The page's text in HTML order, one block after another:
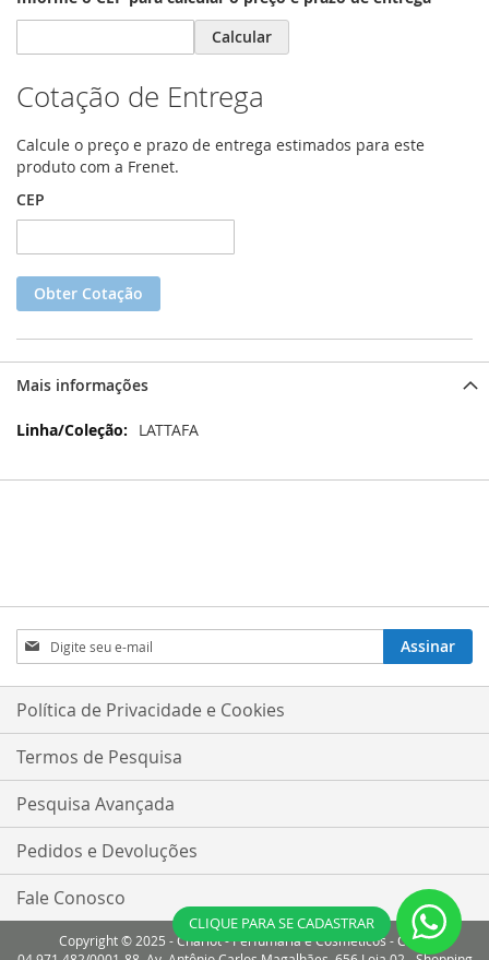
Calcular
Cotação de Entrega
Calcule o preço e prazo de entrega estimados para este
produto com a Frenet.
CEP
Obter Cotação
Mais informações
Mais
LATTAFA
Inscreva-
se
na
nossa
Assinar
Política de Privacidade e Cookies
Termos de Pesquisa
Pesquisa Avançada
Pedidos e Devoluções
Fale Conosco
CLIQUE PARA SE CADASTRAR
Copyright © 2025 - Charlot - Perfumaria e Cosméticos - CNPJ: